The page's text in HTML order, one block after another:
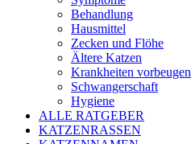
Behandlung
Hausmittel
Zecken und Flöhe
Ältere Katzen
Krankheiten vorbeugen
Schwangerschaft
Hygiene
ALLE RATGEBER
KATZENRASSEN